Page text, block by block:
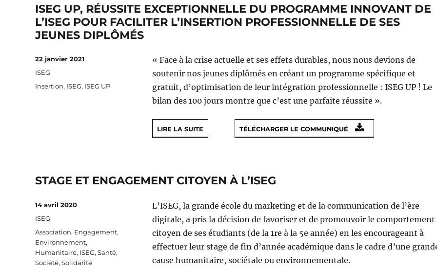
ISEG UP, RÉUSSITE EXCEPTIONNELLE DU PROGRAMME INNOVANT DE
L’ISEG POUR FACILITER L’INSERTION PROFESSIONNELLE DE SES
JEUNES DIPLÔMÉS
« Face à la crise actuelle et ses effets durables, nous nous devions de
soutenir nos jeunes diplômés en créant un programme spécifique et
gratuit, d’optimisation de leur intégration professionnelle : ISEG UP ! Le
bilan des 100 jours montre que c’est une parfaite réussite ».
LIRE LA SUITE TÉLÉCHARGER LE COMMUNIQUÉ
Publié
le
22 janvier 2021
Catégories
ISEG
Étiquettes
Insertion, ISEG, ISEG UP
STAGE ET ENGAGEMENT CITOYEN À L’ISEG
L’ISEG, la grande école du marketing et de la communication de l’ère
digitale, a pris la décision de favoriser et de promouvoir le comportement
citoyen de ses étudiants (de la 1re à la 5e année) en les encourageant à
effectuer leur stage de fin d’année académique dans le cadre d’une
cause humanitaire, sociétale ou environnementale.
Publié
le
14 avril 2020
Catégories
ISEG
Étiquettes
Association, Engagement,
Environnement,
Humanitaire, ISEG, Santé,
Société, Solidarité